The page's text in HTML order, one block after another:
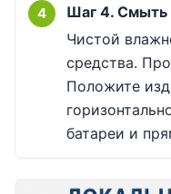
Шаг 4. Смыть
Чистой
средства.
Положите
батареи и